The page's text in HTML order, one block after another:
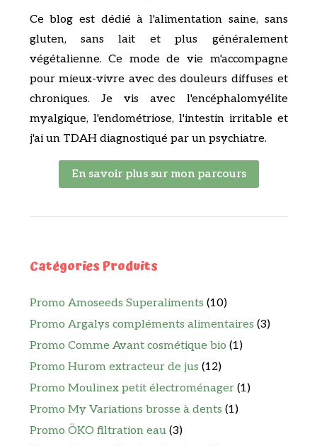
Ce blog est dédié à l'alimentation saine, sans
gluten, sans lait et plus généralement
végétalienne. Ce mode de vie m'accompagne
pour mieux-vivre avec des douleurs diffuses et
chroniques. Je vis avec l'encéphalomyélite
myalgique, l'endométriose, l'intestin irritable et
j'ai un TDAH diagnostiqué par un psychiatre.
En savoir plus sur mon parcours
Catégories Produits
Promo Amoseeds Superaliments (10)
Promo Argalys compléments alimentaires (3)
Promo Comme Avant cosmétique bio (1)
Promo Hurom extracteur de jus (12)
Promo Moulinex petit électroménager (1)
Promo My Variations brosse à dents (1)
Promo ÖKO filtration eau (3)